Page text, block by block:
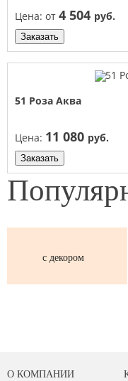
Цена: от 4 504 руб.
Заказать
51 Роза Аква
Цена: 11 080 руб.
Заказать
с декором
О КОМПАНИИ